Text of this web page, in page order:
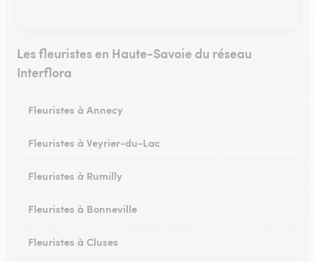
Les fleuristes en Haute-Savoie du réseau
Interflora
Fleuristes à Annecy
Fleuristes à Veyrier-du-Lac
Fleuristes à Rumilly
Fleuristes à Bonneville
Fleuristes à Cluses